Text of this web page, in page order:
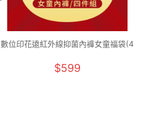
數位印花遠紅外線抑菌內褲女童福袋(4
$599